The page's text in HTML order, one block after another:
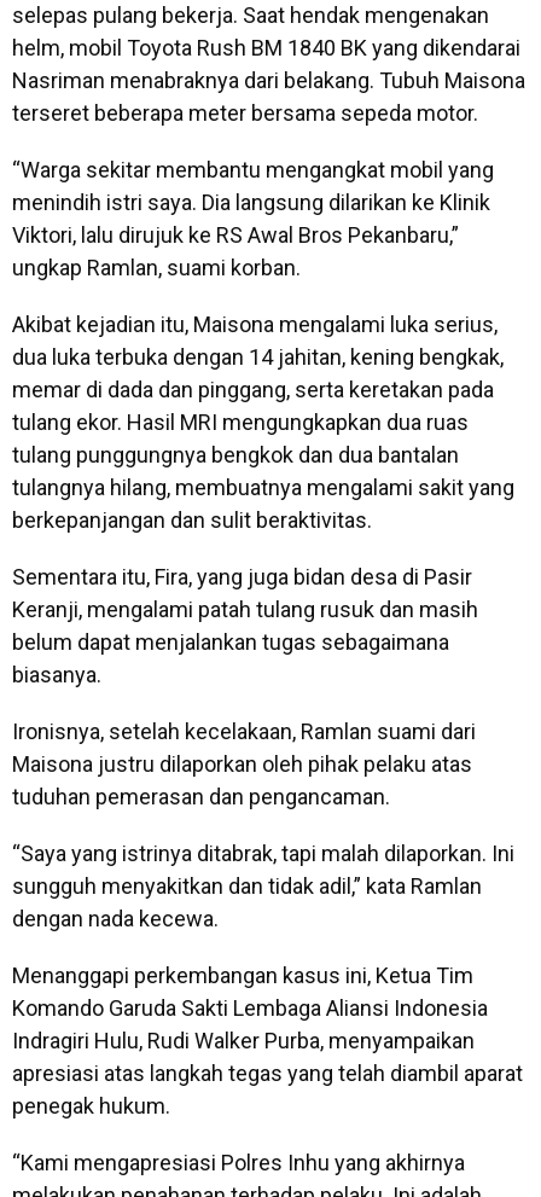
selepas pulang bekerja. Saat hendak mengenakan
helm, mobil Toyota Rush BM 1840 BK yang dikendarai
Nasriman menabraknya dari belakang. Tubuh Maisona
terseret beberapa meter bersama sepeda motor.
“Warga sekitar membantu mengangkat mobil yang
menindih istri saya. Dia langsung dilarikan ke Klinik
Viktori, lalu dirujuk ke RS Awal Bros Pekanbaru,”
ungkap Ramlan, suami korban.
Akibat kejadian itu, Maisona mengalami luka serius,
dua luka terbuka dengan 14 jahitan, kening bengkak,
memar di dada dan pinggang, serta keretakan pada
tulang ekor. Hasil MRI mengungkapkan dua ruas
tulang punggungnya bengkok dan dua bantalan
tulangnya hilang, membuatnya mengalami sakit yang
berkepanjangan dan sulit beraktivitas.
Sementara itu, Fira, yang juga bidan desa di Pasir
Keranji, mengalami patah tulang rusuk dan masih
belum dapat menjalankan tugas sebagaimana
biasanya.
Ironisnya, setelah kecelakaan, Ramlan suami dari
Maisona justru dilaporkan oleh pihak pelaku atas
tuduhan pemerasan dan pengancaman.
“Saya yang istrinya ditabrak, tapi malah dilaporkan. Ini
sungguh menyakitkan dan tidak adil,” kata Ramlan
dengan nada kecewa.
Menanggapi perkembangan kasus ini, Ketua Tim
Komando Garuda Sakti Lembaga Aliansi Indonesia
Indragiri Hulu, Rudi Walker Purba, menyampaikan
apresiasi atas langkah tegas yang telah diambil aparat
penegak hukum.
“Kami mengapresiasi Polres Inhu yang akhirnya